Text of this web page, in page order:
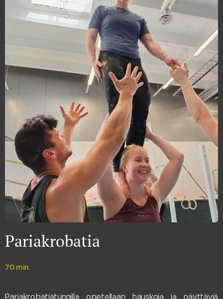
Pariakrobatia
70 min
Pariakrobatiatunnilla opetellaan hauskoja ja näyttäviä